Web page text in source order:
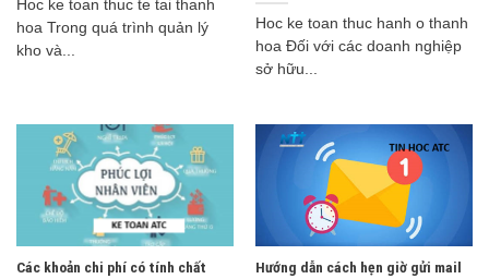
Hoc ke toan thuc te tai thanh
hoa Trong quá trình quản lý
kho và...
Hoc ke toan thuc hanh o thanh
hoa Đối với các doanh nghiệp
sở hữu...
Các khoản chi phí có tính chất
Hướng dẫn cách hẹn giờ gửi mail